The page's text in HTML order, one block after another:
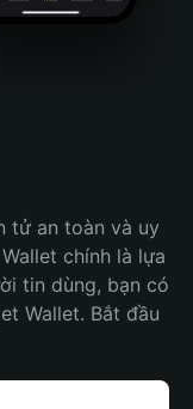
tử an toàn và uy
chính là lựa
tin dùng, bạn có
Wallet. Bắt đầu